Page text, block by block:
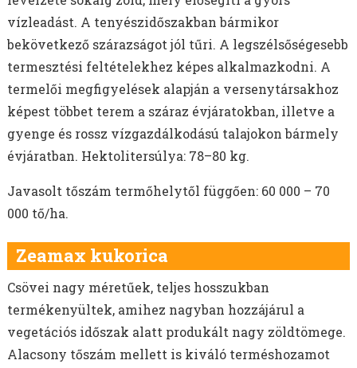
vízleadást. A tenyészidőszakban bármikor
bekövetkező szárazságot jól tűri. A legszélsőségesebb
termesztési feltételekhez képes alkalmazkodni. A
termelői megfigyelések alapján a versenytársakhoz
képest többet terem a száraz évjáratokban, illetve a
gyenge és rossz vízgazdálkodású talajokon bármely
évjáratban. Hektolitersúlya: 78–80 kg.
Javasolt tőszám termőhelytől függően: 60 000 – 70
000 tő/ha.
Zeamax kukorica
Csövei nagy méretűek, teljes hosszukban
termékenyültek, amihez nagyban hozzájárul a
vegetációs időszak alatt produkált nagy zöldtömege.
Alacsony tőszám mellett is kiváló terméshozamot